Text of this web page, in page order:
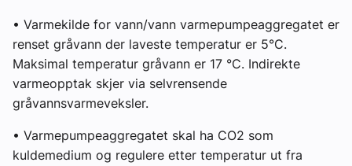
• Varmekilde for vann/vann varmepumpeaggregatet er
renset gråvann der laveste temperatur er 5°C.
Maksimal temperatur gråvann er 17 °C. Indirekte
varmeopptak skjer via selvrensende
gråvannsvarmeveksler.
• Varmepumpeaggregatet skal ha CO2 som
kuldemedium og regulere etter temperatur ut fra